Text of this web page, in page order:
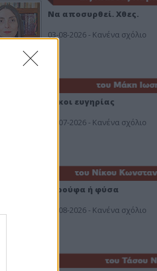
Να αποσυρθεί. Χθες.
03-08-2026 - Κανένα σχόλιο
Οίκοι ευγηρίας
24-07-2026 - Κανένα σχόλιο
Ή ρούφα ή φύσα
03-08-2026 - Κανένα σχόλιο